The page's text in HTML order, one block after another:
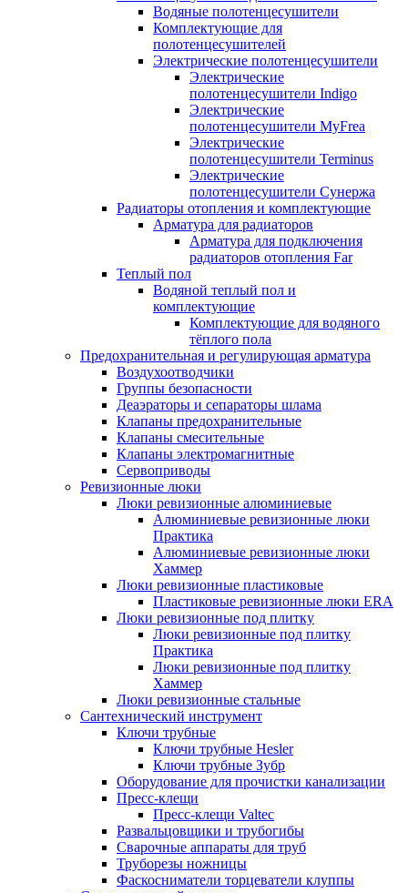
Водяные полотенцесушители
Комплектующие для
полотенцесушителей
Электрические полотенцесушители
Электрические
полотенцесушители Indigo
Электрические
полотенцесушители MyFrea
Электрические
полотенцесушители Terminus
Электрические
полотенцесушители Сунержа
Радиаторы отопления и комплектующие
Арматура для радиаторов
Арматура для подключения
радиаторов отопления Far
Теплый пол
Водяной теплый пол и
комплектующие
Комплектующие для водяного
тёплого пола
Предохранительная и регулирующая арматура
Воздухоотводчики
Группы безопасности
Деаэраторы и сепараторы шлама
Клапаны предохранительные
Клапаны смесительные
Клапаны электромагнитные
Сервоприводы
Ревизионные люки
Люки ревизионные алюминиевые
Алюминиевые ревизионные люки
Практика
Алюминиевые ревизионные люки
Хаммер
Люки ревизионные пластиковые
Пластиковые ревизионные люки ERA
Люки ревизионные под плитку
Люки ревизионные под плитку
Практика
Люки ревизионные под плитку
Хаммер
Люки ревизионные стальные
Сантехнический инструмент
Ключи трубные
Ключи трубные Hesler
Ключи трубные Зубр
Оборудование для прочистки канализации
Пресс-клещи
Пресс-клещи Valtec
Развальцовщики и трубогибы
Сварочные аппараты для труб
Труборезы ножницы
Фаскосниматели торцеватели клуппы